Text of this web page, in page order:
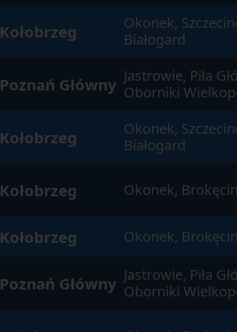
Kołobrzeg
Okonek,
Białogard
Poznań Główny Jastrowie, Piła
Oborniki
Kołobrzeg
Okonek,
Białogard
Kołobrzeg Okonek,
Kołobrzeg Okonek,
Poznań Główny Jastrowie, Piła
Oborniki